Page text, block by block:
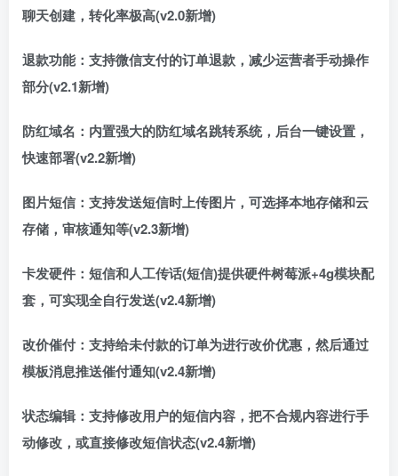
聊天创建，转化率极高(v2.0新增)
退款功能：支持微信支付的订单退款，减少运营者手动操作
部分(v2.1新增)
防红域名：内置强大的防红域名跳转系统，后台一键设置，
快速部署(v2.2新增)
图片短信：支持发送短信时上传图片，可选择本地存储和云
存储，审核通知等(v2.3新增)
卡发硬件：短信和人工传话(短信)提供硬件树莓派+4g模块配
套，可实现全自行发送(v2.4新增)
改价催付：支持给未付款的订单为进行改价优惠，然后通过
模板消息推送催付通知(v2.4新增)
状态编辑：支持修改用户的短信内容，把不合规内容进行手
动修改，或直接修改短信状态(v2.4新增)